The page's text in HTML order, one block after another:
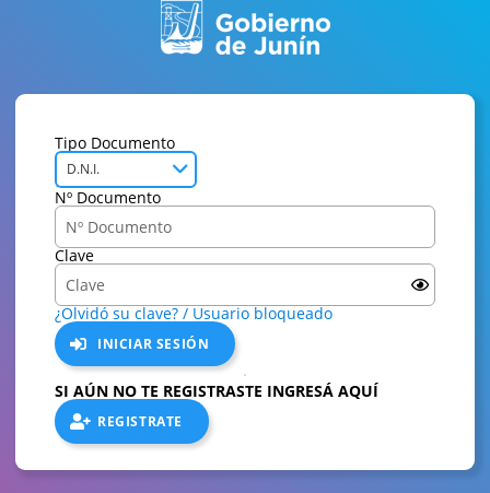
Tipo Documento
D.N.I.
Nº Documento
Clave
¿Olvidó su clave? / Usuario bloqueado
INICIAR SESIÓN
SI AÚN NO TE REGISTRASTE INGRESÁ AQUÍ
REGISTRATE